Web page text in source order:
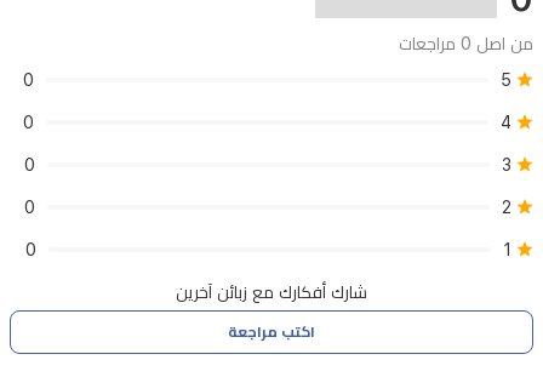
بطاقة
MicroSD
وخيارات
التخزين
من اصل 0 مراجعات
5
0
4
0
3
0
2
0
1
0
شارك أفكارك مع زبائن آخرين
اكتب مراجعة